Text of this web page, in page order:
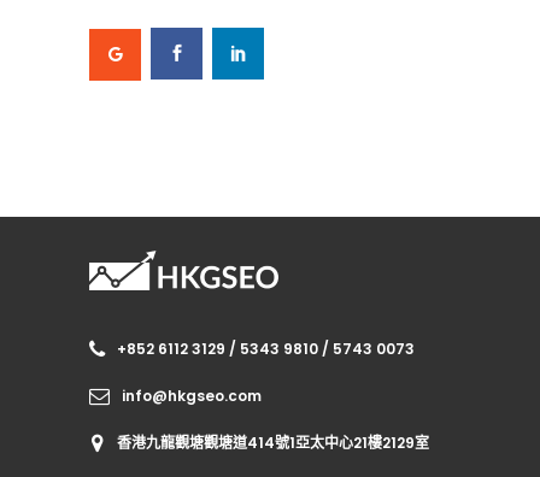
+852 6112 3129 / 5343 9810 / 5743 0073
info@hkgseo.com
香港九龍觀塘觀塘道414號1亞太中心21樓2129室